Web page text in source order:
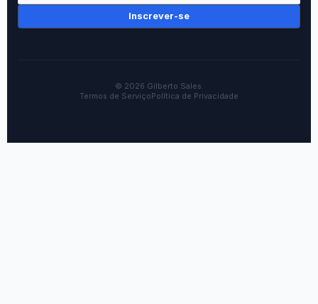
Inscrever-se
© 2026 Gilberto Sales.
Termos de ServiçoPolítica de Privacidade